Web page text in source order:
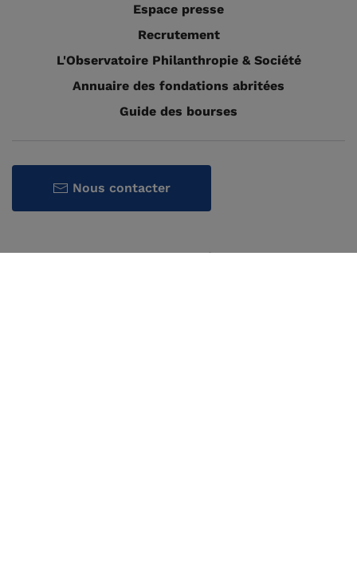
Espace presse
Recrutement
L'Observatoire Philanthropie & Société
Annuaire des fondations abritées
Guide des bourses
Nous contacter
Je veux recevoir l'actualité de la Fondation de